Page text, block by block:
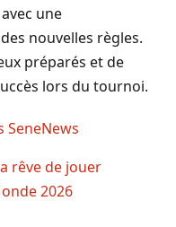
une
nouvelles règles.
préparés et de
lors du tournoi.
rêve de jouer
2026